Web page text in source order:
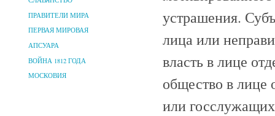
ПРАВИТЕЛИ МИРА
ПЕРВАЯ МИРОВАЯ
АПСУАРА
ВОЙНА 1812 ГОДА
МОСКОВИЯ
устрашения.
лица или
власть в лице
общество в лице
или